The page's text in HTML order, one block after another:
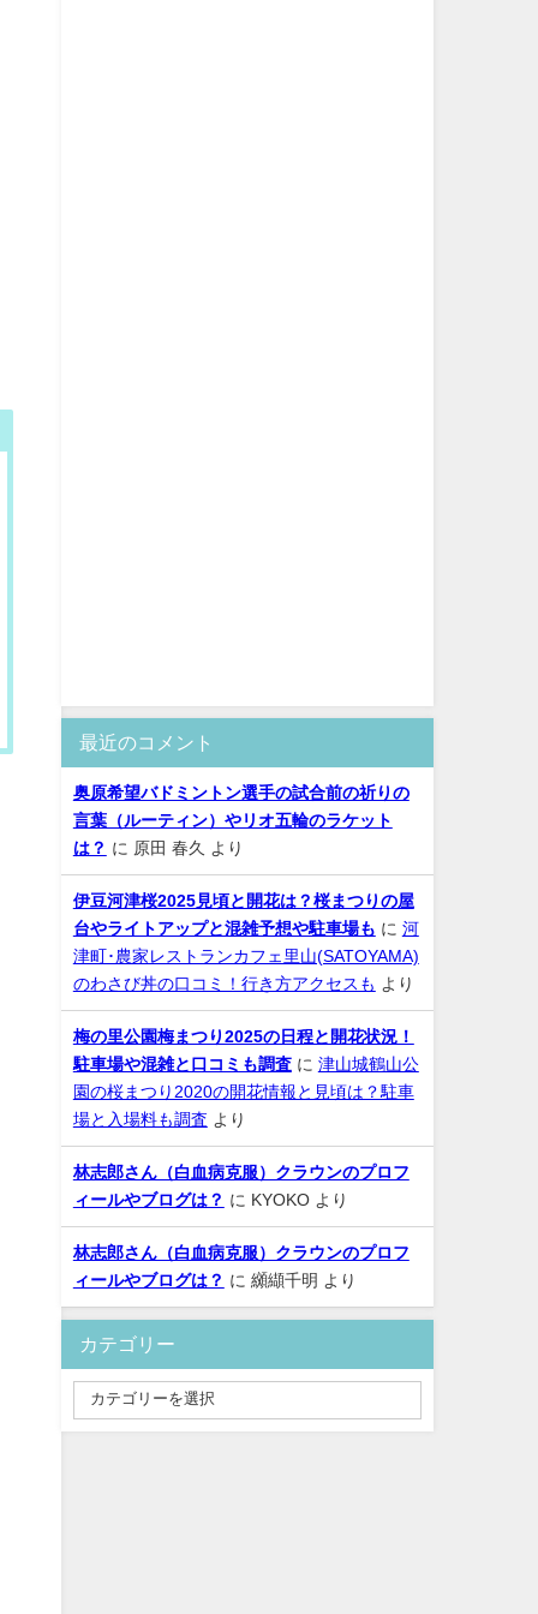
最近のコメント
奥原希望バドミントン選手の試合前の祈りの
言葉（ルーティン）やリオ五輪のラケット
は？ に 原田 春久 より
伊豆河津桜2025見頃と開花は？桜まつりの屋
台やライトアップと混雑予想や駐車場も に 河
津町･農家レストランカフェ里山(SATOYAMA)
のわさび丼の口コミ！行き方アクセスも
より
梅の里公園梅まつり2025の日程と開花状況！
駐車場や混雑と口コミも調査に 津山城鶴山公
園の桜まつり2020の開花情報と見頃は？駐車
場と入場料も調査 より
林志郎さん（白血病克服）クラウンのプロフ
ィールやブログは？ に KYOKOより
林志郎さん（白血病克服）クラウンのプロフ
ィールやブログは？ に 纐纈千明 より
カテゴリー